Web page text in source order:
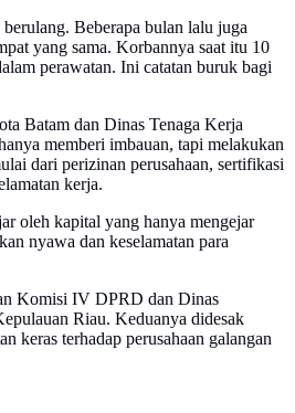
Beberapa bulan lalu juga
yang sama. Korbannya saat itu 10
perawatan. Ini catatan buruk bagi
Batam dan Dinas Tenaga Kerja
memberi imbauan, tapi melakukan
dari perizinan perusahaan, sertifikasi
kerja.
oleh kapital yang hanya mengejar
nyawa dan keselamatan para
Komisi IV DPRD dan Dinas
Riau. Keduanya didesak
keras terhadap perusahaan galangan